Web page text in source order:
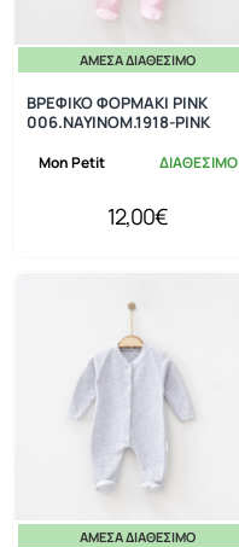
ΆΜΕΣΑ ΔΙΑΘΈΣΙΜΟ
Mon Petit ΔΙΑΘΕΣΙΜΟ
ΒΡΕΦΙΚΟ ΦΟΡΜΑΚΙ PINK
006.NAYINOM.1918-PINK
12,00€
ΆΜΕΣΑ ΔΙΑΘΈΣΙΜΟ